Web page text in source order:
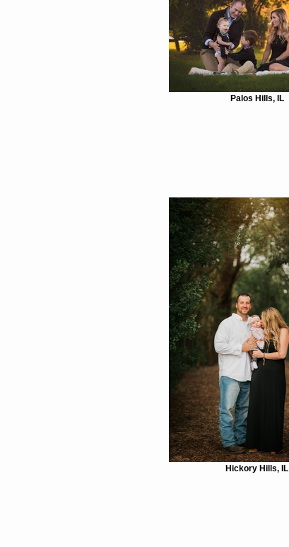
Palos Hills, IL
Hickory Hills, IL